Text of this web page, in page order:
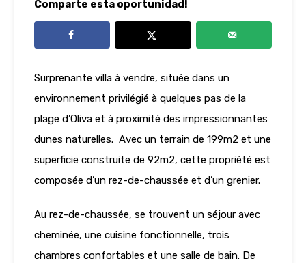
Comparte esta oportunidad!
Surprenante villa à vendre, située dans un
environnement privilégié à quelques pas de la
plage d’Oliva et à proximité des impressionnantes
dunes naturelles. Avec un terrain de 199m2 et une
superficie construite de 92m2, cette propriété est
composée d’un rez-de-chaussée et d’un grenier.
Au rez-de-chaussée, se trouvent un séjour avec
cheminée, une cuisine fonctionnelle, trois
chambres confortables et une salle de bain. De